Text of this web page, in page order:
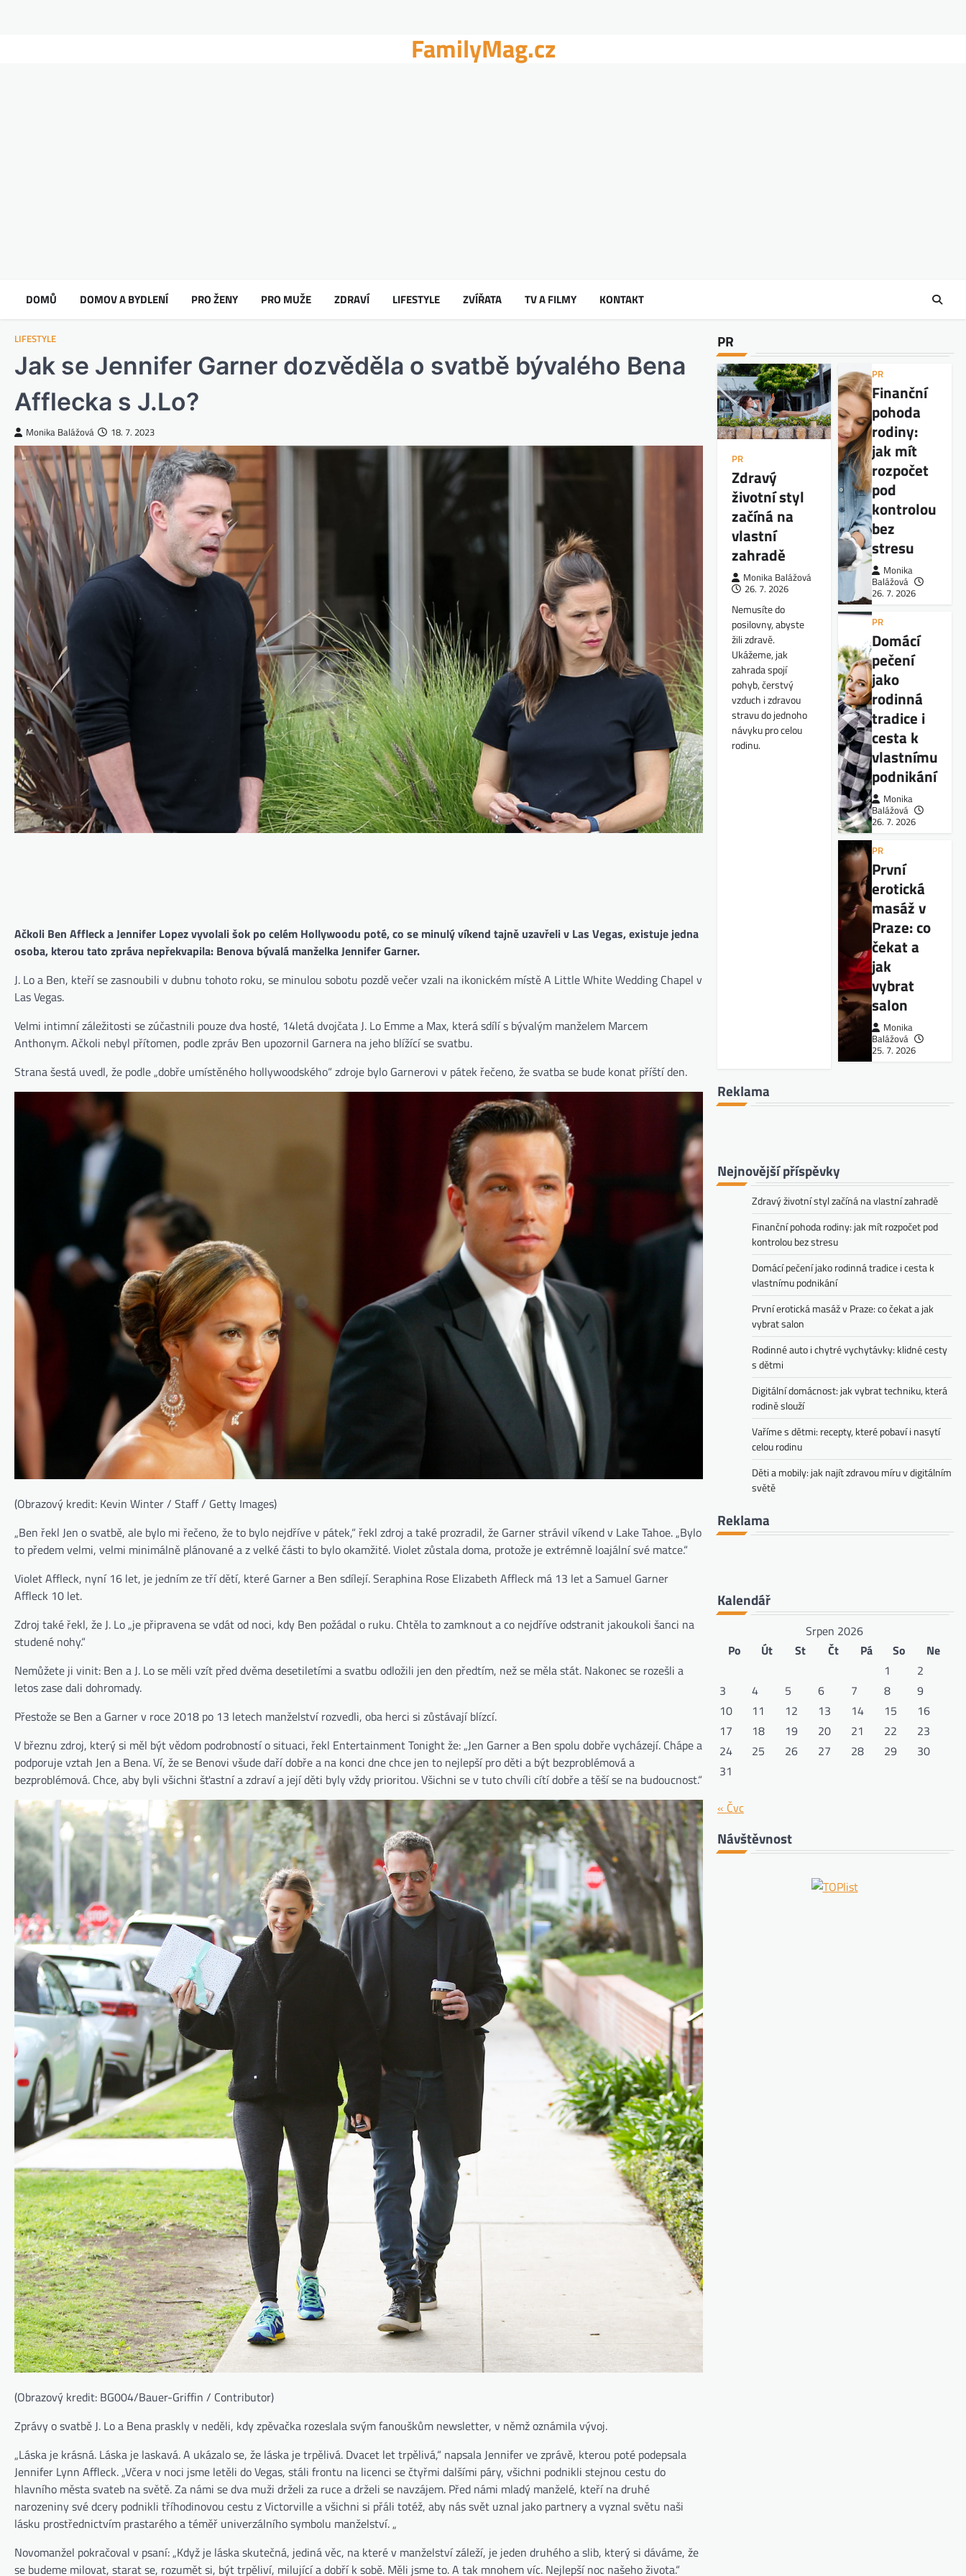
FamilyMag.cz
DOMŮ DOMOV A BYDLENÍ PRO ŽENY PRO MUŽE ZDRAVÍ LIFESTYLE ZVÍŘATA TV A FILMY KONTAKT
LIFESTYLE
Jak se Jennifer Garner dozvěděla o svatbě bývalého Bena
Afflecka s J.Lo?
Monika Balážová 18. 7. 2023
Ačkoli Ben Affleck a Jennifer Lopez vyvolali šok po celém Hollywoodu poté, co se minulý víkend tajně uzavřeli v Las Vegas, existuje jedna
osoba, kterou tato zpráva nepřekvapila: Benova bývalá manželka Jennifer Garner.
J. Lo a Ben, kteří se zasnoubili v dubnu tohoto roku, se minulou sobotu pozdě večer vzali na ikonickém místě A Little White Wedding Chapel v
Las Vegas.
Velmi intimní záležitosti se zúčastnili pouze dva hosté, 14letá dvojčata J. Lo Emme a Max, která sdílí s bývalým manželem Marcem
Anthonym. Ačkoli nebyl přítomen, podle zpráv Ben upozornil Garnera na jeho blížící se svatbu.
Strana šestá(otevře se na nové kartě)
uvedl, že podle „dobře umístěného hollywoodského“ zdroje bylo Garnerovi v pátek řečeno, že svatba se bude konat příští den.
(Obrazový kredit: Kevin Winter / Staff / Getty Images)
„Ben řekl Jen o svatbě, ale bylo mi řečeno, že to bylo nejdříve v pátek,“ řekl zdroj a také prozradil, že Garner strávil víkend v Lake Tahoe. „Bylo
to předem velmi, velmi minimálně plánované a z velké části to bylo okamžité. Violet zůstala doma, protože je extrémně loajální své matce.“
Violet Affleck, nyní 16 let, je jedním ze tří dětí, které Garner a Ben sdílejí. Seraphina Rose Elizabeth Affleck má 13 let a Samuel Garner
Affleck 10 let.
Zdroj také řekl, že J. Lo „je připravena se vdát od noci, kdy Ben požádal o ruku. Chtěla to zamknout a co nejdříve odstranit jakoukoli šanci na
studené nohy.“
Nemůžete ji vinit: Ben a J. Lo se měli vzít před dvěma desetiletími a svatbu odložili jen den předtím, než se měla stát. Nakonec se rozešli a
letos zase dali dohromady.
Přestože se Ben a Garner v roce 2018 po 13 letech manželství rozvedli, oba herci si zůstávají blízcí.
V březnu zdroj, který si měl být vědom podrobností o situaci, řekl Entertainment Tonight(otevře se na nové kartě)
že: „Jen Garner a Ben spolu dobře vycházejí. Chápe a
podporuje vztah Jen a Bena. Ví, že se Benovi všude daří dobře a na konci dne chce jen to nejlepší pro děti a být bezproblémová a
bezproblémová. Chce, aby byli všichni šťastní a zdraví a její děti byly vždy prioritou. Všichni se v tuto chvíli cítí dobře a těší se na budoucnost.“
(Obrazový kredit: BG004/Bauer-Griffin / Contributor)
Zprávy o svatbě J. Lo a Bena praskly v neděli, kdy zpěvačka rozeslala svým fanouškům newsletter, v němž oznámila vývoj.
„Láska je krásná. Láska je laskavá. A ukázalo se, že láska je trpělivá. Dvacet let trpělivá,“ napsala Jennifer ve zprávě, kterou poté podepsala
Jennifer Lynn Affleck. „Včera v noci jsme letěli do Vegas, stáli frontu na licenci se čtyřmi dalšími páry, všichni podnikli stejnou cestu do
hlavního města svateb na světě. Za námi se dva muži drželi za ruce a drželi se navzájem. Před námi mladý manželé, kteří na druhé
narozeniny své dcery podnikli tříhodinovou cestu z Victorville a všichni si přáli totéž, aby nás svět uznal jako partnery a vyznal světu naši
lásku prostřednictvím prastarého a téměř univerzálního symbolu manželství. „
Novomanžel pokračoval v psaní: „Když je láska skutečná, jediná věc, na které v manželství záleží, je jeden druhého a slib, který si dáváme, že
se budeme milovat, starat se, rozumět si, být trpěliví, milující a dobří k sobě. Měli jsme to. A tak mnohem víc. Nejlepší noc našeho života.“
PR
PR
Zdravý
životní styl
začíná na
vlastní
zahradě
Monika Balážová
26. 7. 2026
Nemusíte do
posilovny, abyste
žili zdravě.
Ukážeme, jak
zahrada spojí
pohyb, čerstvý
vzduch i zdravou
stravu do jednoho
návyku pro celou
rodinu.
PR
Finanční
pohoda
rodiny:
jak mít
rozpočet
pod
kontrolou
bez
stresu
Monika
Balážová
26. 7. 2026
PR
Domácí
pečení
jako
rodinná
tradice i
cesta k
vlastnímu
podnikání
Monika
Balážová
26. 7. 2026
PR
První
erotická
masáž v
Praze: co
čekat a
jak
vybrat
salon
Monika
Balážová
25. 7. 2026
Reklama
Nejnovější příspěvky
Zdravý životní styl začíná na vlastní zahradě
Finanční pohoda rodiny: jak mít rozpočet pod
kontrolou bez stresu
Domácí pečení jako rodinná tradice i cesta k
vlastnímu podnikání
První erotická masáž v Praze: co čekat a jak
vybrat salon
Rodinné auto i chytré vychytávky: klidné cesty
s dětmi
Digitální domácnost: jak vybrat techniku, která
rodině slouží
Vaříme s dětmi: recepty, které pobaví i nasytí
celou rodinu
Děti a mobily: jak najít zdravou míru v digitálním
světě
Reklama
Kalendář
Srpen 2026
Po
Út St Čt Pá So
Ne
1
2
3
4 5 6 7 8
9
10
11 12 13 14 15
16
17
18 19 20 21 22
23
24
25 26 27 28 29
30
31
« Čvc
Návštěvnost